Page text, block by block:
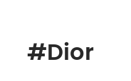
#Dior